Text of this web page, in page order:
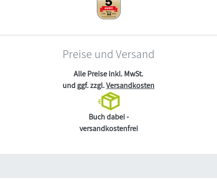
Preise und Versand
Alle Preise inkl. MwSt.
und ggf. zzgl.Versandkosten
Buch dabei -
versandkostenfrei